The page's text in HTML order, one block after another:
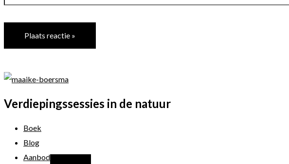
Verdiepingssessies in de natuur
Boek
Blog
Aanbod